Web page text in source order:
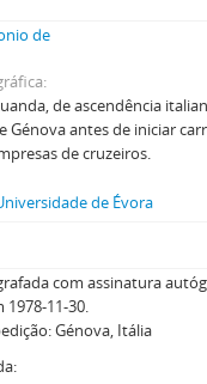
de
de ascendência
Génova antes de iniciar
de cruzeiros.
de Évora
com assinatura
1978-11-30.
Génova, Itália